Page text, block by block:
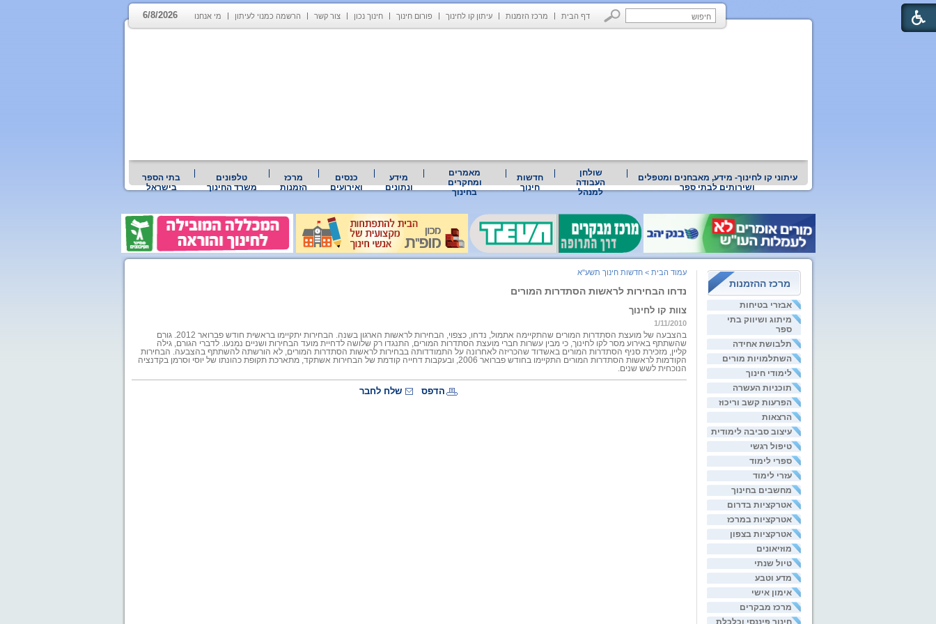
דף הבית מרכז הזמנות עיתון קו לחינוך פורום חינוך חינוך נכון צור קשר הרשמה כמנוי לעיתון מי אנחנו 6/8/2026
עיתוני קו לחינוך- מידע, מאבחנים ומטפלים
ושירותים לבתי ספר
שולחן
העבודה
למנהל
חדשות
חינוך
מאמרים
ומחקרים
בחינוך
מידע
ונתונים
כנסים
ואירועים
מרכז
הזמנות
טלפונים
משרד החינוך
בתי הספר
בישראל
מרכז ההזמנות
אבזרי בטיחות
מיתוג ושיווק בתי
ספר
תלבושת אחידה
השתלמויות מורים
לימודי חינוך
תוכניות העשרה
הפרעות קשב וריכוז
הרצאות
עיצוב סביבה לימודית
טיפול רגשי
ספרי לימוד
עזרי לימוד
מחשבים בחינוך
אטרקציות בדרום
אטרקציות במרכז
אטרקציות בצפון
מוזיאונים
טיול שנתי
מדע וטבע
אימון אישי
מרכז מבקרים
חינוך פיננסי וכלכלת
עמוד הבית > חדשות חינוך תשע"א
נדחו הבחירות לראשות הסתדרות המורים
צוות קו לחינוך
1/11/2010
בהצבעה של מועצת הסתדרות המורים שהתקיימה אתמול, נדחו, כצפוי, הבחירות לראשות הארגון בשנה. הבחירות יתקיימו בראשית חודש פברואר 2012. גורם
שהשתתף באירוע מסר לקו לחינוך, כי מבין עשרות חברי מועצת הסתדרות המורים, התנגדו רק שלושה לדחיית מועד הבחירות ושניים נמנעו. לדברי הגורם, גילה
קליין, מזכירת סניף הסתדרות המורים באשדוד שהכריזה לאחרונה על התמודדותה בבחירות לראשות הסתדרות המורים, לא הורשתה להשתתף בהצבעה. הבחירות
הקודמות לראשות הסתדרות המורים התקיימו בחודש פברואר 2006, ובעקבות דחייה קודמת של הבחירות אשתקד, מתארכת תקופת כהונתו של יוסי וסרמן בקדנציה
הנוכחית לשש שנים.
הדפס שלח לחבר